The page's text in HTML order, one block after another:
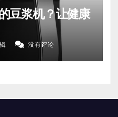
豆浆机？让健康
没有评论